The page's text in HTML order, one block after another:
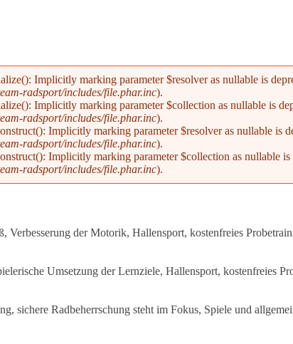
Implicitly marking parameter $resolver as nullable is
radsport/includes/file.phar.inc).
Implicitly marking parameter $collection as nullable is
radsport/includes/file.phar.inc).
Implicitly marking parameter $resolver as nullable is
radsport/includes/file.phar.inc).
Implicitly marking parameter $collection as nullable
radsport/includes/file.phar.inc).
der Motorik, Hallensport, kostenfreies
Umsetzung der Lernziele, Hallensport, kostenfreies
sichere Radbeherrschung steht im Fokus, Spiele und